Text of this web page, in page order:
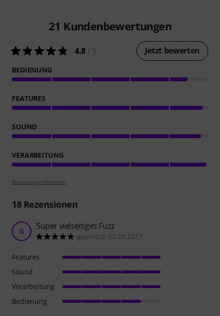
21 Kundenbewertungen
4.8 Jetzt bewerten
BEDIENUNG
FEATURES
SOUND
VERARBEITUNG
Bewertungsrichtlinien
18Rezensionen
G Super vielseitiges Fuzz
glamrock 02.08.2017
Features
Sound
Verarbeitung
Bedienung